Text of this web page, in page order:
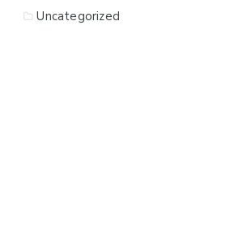
Uncategorized